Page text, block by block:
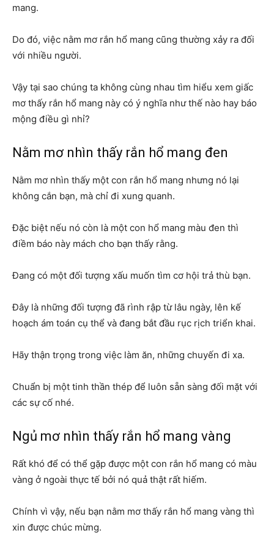
mang.
Do đó, việc nằm mơ rắn hổ mang cũng thường xảy ra đối
với nhiều người.
Vậy tại sao chúng ta không cùng nhau tìm hiểu xem giấc
mơ thấy rắn hổ mang này có ý nghĩa như thế nào hay báo
mộng điều gì nhỉ?
Nằm mơ nhìn thấy rắn hổ mang đen
Nằm mơ nhìn thấy một con rắn hổ mang nhưng nó lại
không cắn bạn, mà chỉ đi xung quanh.
Đặc biệt nếu nó còn là một con hổ mang màu đen thì
điềm báo này mách cho bạn thấy rằng.
Đang có một đối tượng xấu muốn tìm cơ hội trả thù bạn.
Đây là những đối tượng đã rình rập từ lâu ngày, lên kế
hoạch ám toán cụ thể và đang bắt đầu rục rịch triển khai.
Hãy thận trọng trong việc làm ăn, những chuyến đi xa.
Chuẩn bị một tinh thần thép để luôn sẵn sàng đối mặt với
các sự cố nhé.
Ngủ mơ nhìn thấy rắn hổ mang vàng
Rất khó để có thể gặp được một con rắn hổ mang có màu
vàng ở ngoài thực tế bởi nó quả thật rất hiếm.
Chính vì vậy, nếu bạn nằm mơ thấy rắn hổ mang vàng thì
xin được chúc mừng.